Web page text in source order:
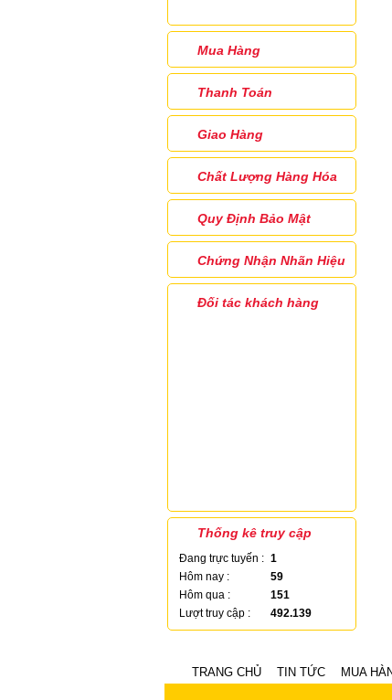
Mua Hàng
Thanh Toán
Giao Hàng
Chất Lượng Hàng Hóa
Quy Định Bảo Mật
Chứng Nhận Nhãn Hiệu
Đối tác khách hàng
Thống kê truy cập
Đang trực tuyến : 1
Hôm nay :
59
Hôm qua :
151
Lượt truy cập :
492.139
TRANG CHỦ TIN TỨC MUA